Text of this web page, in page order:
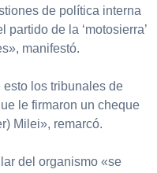
de política interna
de la ‘motosierra’
manifestó.
los tribunales de
le firmaron un cheque
Milei», remarcó.
del organismo «se